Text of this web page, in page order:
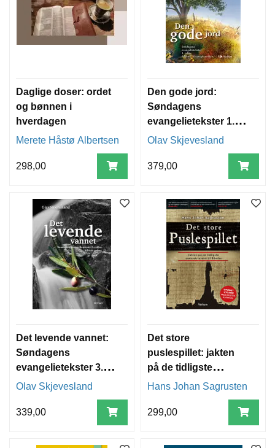
Daglige doser: ordet
og bønnen i
hverdagen
Merete Håstø Albertsen
298,00
Den gode jord:
Søndagens
evangelietekster 1.
rekke: fra advent til
Olav Skjevesland
379,00
Det levende vannet:
Søndagens
evangelietekster 3.
rekke: fra advent til
Olav Skjevesland
339,00
Det store
puslespillet: jakten
på de tidligste
manuskriptene til
Hans Johan Sagrusten
299,00